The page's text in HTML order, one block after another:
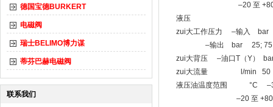
德国宝德BURKERT
电磁阀
瑞士BELIMO博力谋
蒂芬巴赫电磁阀
联系我们
–20 至 +80（
液压
zui大工作压力 –输入 bar
–输出 bar 25; 75;
zui大背压 –油口T（Y）
zui大流量 l/min
液压油温度范围 °C –30
–20 至 +80（